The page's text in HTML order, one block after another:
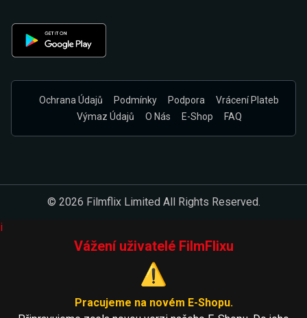
Ochrana Údajů Podmínky Podpora
Vrácení Plateb
Výmaz Údajů
O Nás E-Shop FAQ
© 2026 Filmflix Limited All Rights Reserved.
i
Vážení uživatelé FilmFlixu
⚠️
Pracujeme na novém E-Shopu.